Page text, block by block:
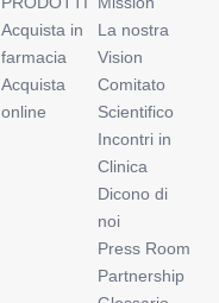
Acquista in
farmacia
Acquista
online
La nostra
Vision
Comitato
Scientifico
Incontri in
Clinica
Dicono di
noi
Press Room
Partnership